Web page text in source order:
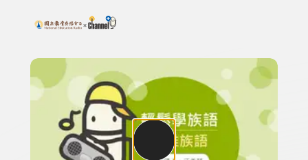
上方功能區塊
搜尋關鍵字：可輸入節目名稱、主持人或關鍵字